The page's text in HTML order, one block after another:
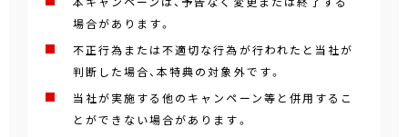
場合があります。
不正行為または不適切な行為が行われたと当社が
判断した場合、本特典の対象外です。
当社が実施する他のキャンペーン等と併用するこ
とができない場合があります。